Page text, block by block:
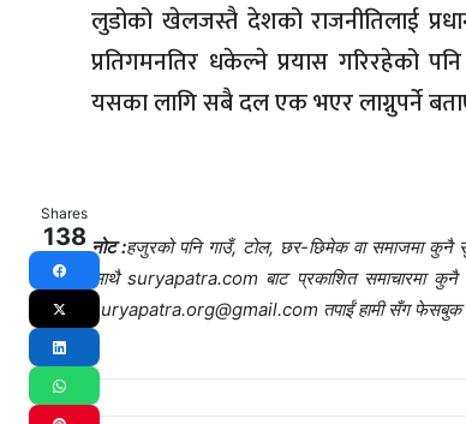
लुडोको खेलजस्तै देशको राजनीतिलाई
प्रतिगमनतिर धकेल्ने प्रयास गरिरहेको
यसका लागि सबै दल एक भएर लाग्नुपर्ने
नोट :हजुरको पनि गाउँ, टोल, छर-छिमेक वा समाजमा कुनै
साथै suryapatra.com बाट प्रकाशित समाचारमा कुनै
suryapatra.org@gmail.com तपाईं हामी सँग फेसबुक
Shares
138
Facebook
X
LinkedIn
WhatsApp